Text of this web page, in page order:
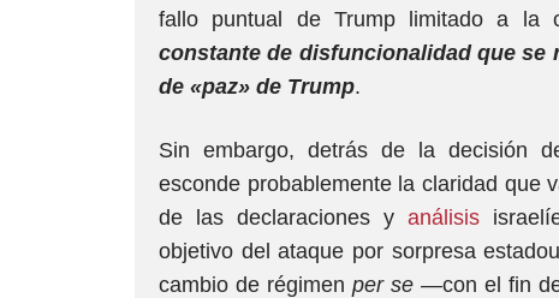
fallo puntual de Trump limitado a la
constante de disfuncionalidad que
de «paz» de Trump.
Sin embargo, detrás de la decisión
esconde probablemente la claridad que
de las declaraciones yanálisis
objetivo del ataque por sorpresa
cambio de régimenper se —con el fin